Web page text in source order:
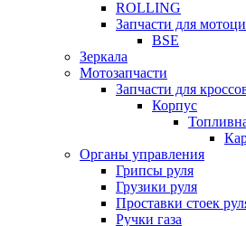
ROLLING
Запчасти для
BSE
Зеркала
Мотозапчасти
Запчасти для
Корпус
Органы управления
Грипсы руля
Грузики руля
Проставки стоек
Ручки газа